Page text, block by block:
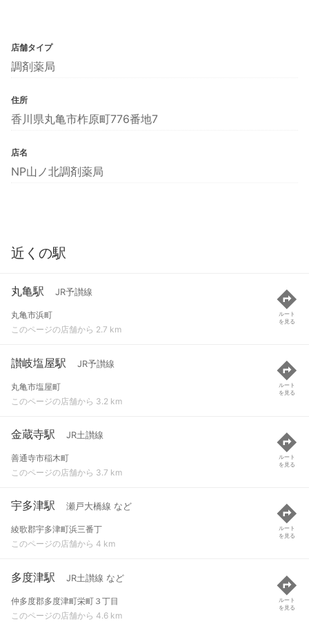
店舗タイプ
調剤薬局
住所
香川県丸亀市柞原町776番地7
店名
NP山ノ北調剤薬局
近くの駅
丸亀駅 JR予讃線
丸亀市浜町
このページの店舗から 2.7 km
ルート
を見る
讃岐塩屋駅 JR予讃線
丸亀市塩屋町
このページの店舗から 3.2 km
ルート
を見る
金蔵寺駅 JR土讃線
善通寺市稲木町
このページの店舗から 3.7 km
ルート
を見る
宇多津駅 瀬戸大橋線 など
綾歌郡宇多津町浜三番丁
このページの店舗から 4 km
ルート
を見る
多度津駅 JR土讃線 など
仲多度郡多度津町栄町３丁目
このページの店舗から 4.6 km
ルート
を見る